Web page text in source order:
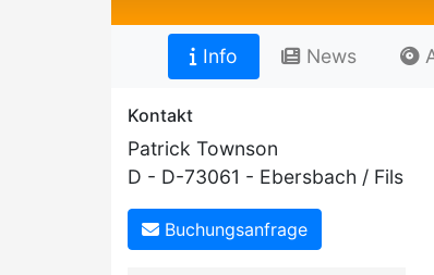
Info News
Kontakt
Patrick Townson
D - D-73061 - Ebersbach / Fils
Buchungsanfrage